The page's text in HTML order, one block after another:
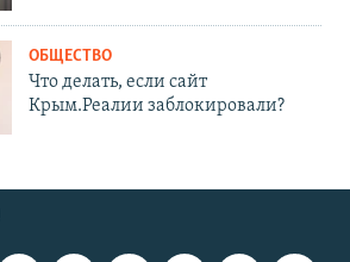
ОБЩЕСТВО
Что делать, если сайт
Крым.Реалии заблокировали?